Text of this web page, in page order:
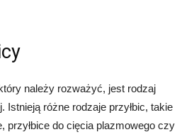
należy rozważyć, jest rodzaj
Istnieją różne rodzaje przyłbic, takie
przyłbice do cięcia plazmowego czy